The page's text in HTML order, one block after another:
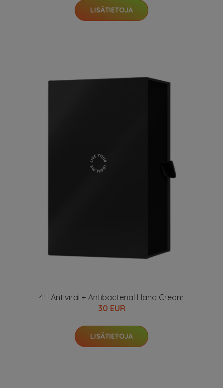
LISÄTIETOJA
4H Antiviral + Antibacterial Hand Cream
30 EUR
LISÄTIETOJA